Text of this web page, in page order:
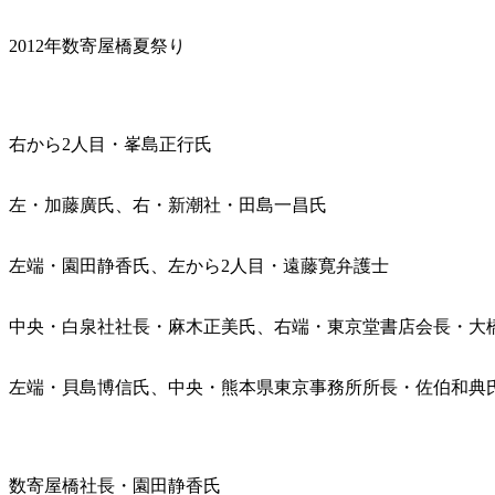
2012年数寄屋橋夏祭り
右から2人目・峯島正行氏
左・加藤廣氏、右・新潮社・田島一昌氏
左端・園田静香氏、左から2人目・遠藤寛弁護士
中央・白泉社社長・麻木正美氏、右端・東京堂書店会長・大
左端・貝島博信氏、中央・熊本県東京事務所所長・佐伯和典
数寄屋橋社長・園田静香氏